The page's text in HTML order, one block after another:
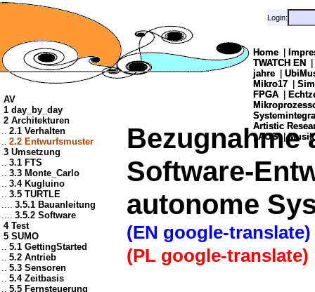
Home
TWATCH EN
jahre
Mikro17
FPGA
Artistic
|AOG |Musik
Login:
AV
1 day_by_day
2 Architekturen
.. 2.1 Verhalten
.. 2.2 Entwurfsmuster
3 Umsetzung
.. 3.1 FTS
.. 3.3 Monte_Carlo
.. 3.4 Kugluino
.. 3.5 TURTLE
.... 3.5.1 Bauanleitung
.... 3.5.2 Software
4 Test
5 SUMO
.. 5.1 GettingStarted
.. 5.2 Antrieb
.. 5.3 Sensoren
.. 5.4 Zeitbasis
.. 5.5 Fernsteuerung
Home
TWATCH EN
jahre
Mikro17
FPGA
Artistic
|AOG |Musik
Login:
Bezugnahme
Software-
autonome
(EN google-translate)
(PL google-translate)